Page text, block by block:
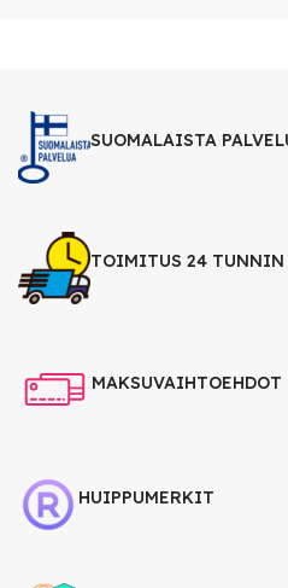
SUOMALAISTA
TOIMITUS 24 TUNNIN
MAKSUVAIHTOEHDOT
HUIPPUMERKIT